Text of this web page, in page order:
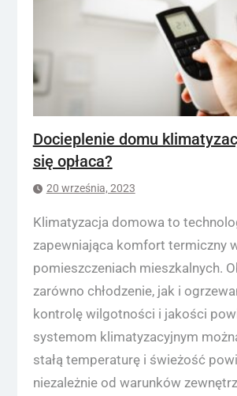
Docieplenie domu
się opłaca?
20 września, 2023
Klimatyzacja domowa to
zapewniająca komfort termiczny
pomieszczeniach mieszkalnych.
zarówno chłodzenie, jak i
kontrolę wilgotności i jakości
systemom klimatyzacyjnym
stałą temperaturę i świeżość
niezależnie od warunków